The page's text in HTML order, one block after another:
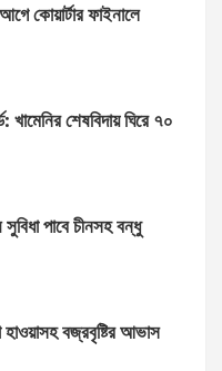
কোয়ার্টার ফাইনালে
খামেনির শেষবিদায় ঘিরে ৭০
পাবে চীনসহ বন্ধু
বজ্রবৃষ্টির আভাস